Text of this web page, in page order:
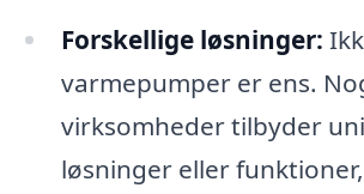
Forskellige løsninger:
varmepumper er ens.
virksomheder tilbyder
løsninger eller